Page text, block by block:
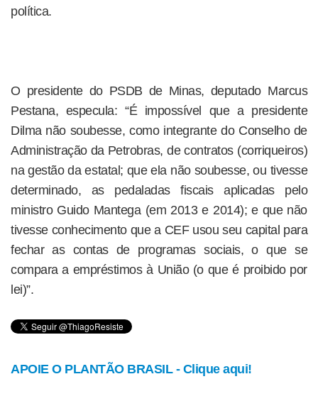
política.
O presidente do PSDB de Minas, deputado Marcus
Pestana, especula: “É impossível que a presidente
Dilma não soubesse, como integrante do Conselho de
Administração da Petrobras, de contratos (corriqueiros)
na gestão da estatal; que ela não soubesse, ou tivesse
determinado, as pedaladas fiscais aplicadas pelo
ministro Guido Mantega (em 2013 e 2014); e que não
tivesse conhecimento que a CEF usou seu capital para
fechar as contas de programas sociais, o que se
compara a empréstimos à União (o que é proibido por
lei)”.
APOIE O PLANTÃO BRASIL - Clique aqui!